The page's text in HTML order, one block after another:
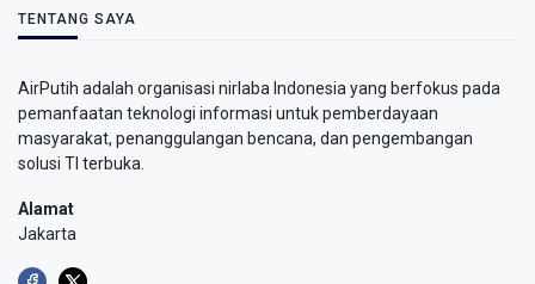
TENTANG SAYA
AirPutih adalah organisasi nirlaba Indonesia yang berfokus pada
pemanfaatan teknologi informasi untuk pemberdayaan
masyarakat, penanggulangan bencana, dan pengembangan
solusi TI terbuka.
Alamat
Jakarta